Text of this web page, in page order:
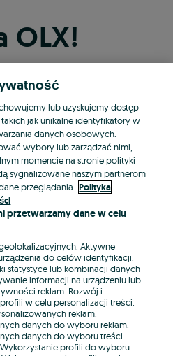
OLX!
przez Facebooka
przez konto Apple
przez konto Google
LUB
lub uzyskujemy dostęp
jak unikalne identyfikatory w
danych osobowych.
wybory lub zarządzać nimi,
momencie na stronie polityki
sygnalizowane naszym partnerom
przeglądania. Polityka
przetwarzamy dane w celu
Aktywne
do celów identyfikacji.
statystyce lub kombinacji danych
informacji na urządzeniu lub
reklam. Rozwój i
w celu personalizacji treści.
reklam.
danych do wyboru reklam.
danych do wyboru treści.
profili do wyboru